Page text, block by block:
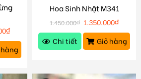
₫
Hoa Sinh Nhật M341
1.450.000₫ 1.350.000₫
Chi tiết
Giỏ hàng